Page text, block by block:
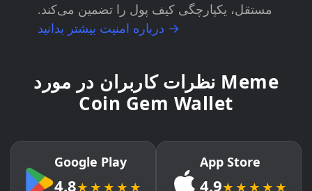
مستقل، یکپارچگی کیف پول را تضمین می‌کند.
درباره امنیت بیشتر بدانید →
نظرات کاربران در مورد Meme
Coin Gem Wallet
Google Play
4.8★★★★★
App Store
4.9★★★★★